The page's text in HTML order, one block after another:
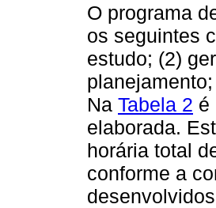
O programa
os seguintes
estudo; (2)
Na Tabela 2 é
elaborada.
horária total
conforme a